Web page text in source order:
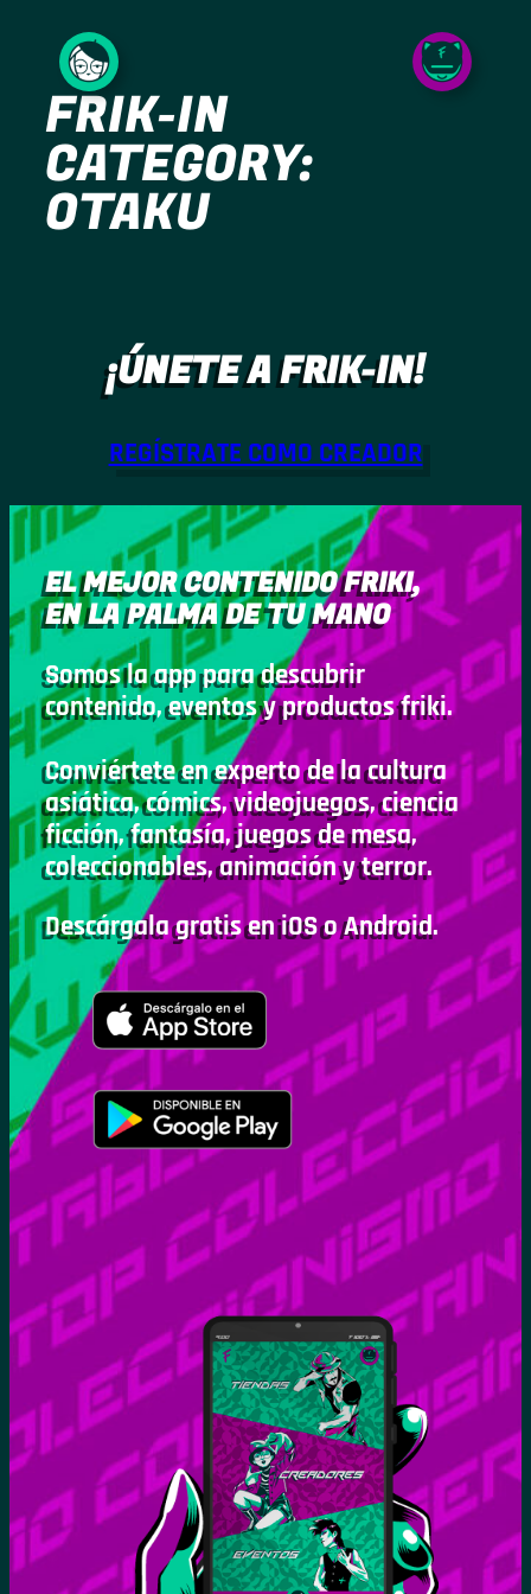
contenido
FRIK-IN
CATEGORY:
OTAKU
¡ÚNETE A FRIK-IN!
REGÍSTRATE COMO CREADOR
EL MEJOR CONTENIDO FRIKI,
EN LA PALMA DE TU MANO
Somos la app para descubrir
contenido, eventos y productos friki.
Conviértete en experto de la cultura
asiática, cómics, videojuegos, ciencia
ficción, fantasía, juegos de mesa,
coleccionables, animación y terror.
Descárgala gratis en iOS o Android.